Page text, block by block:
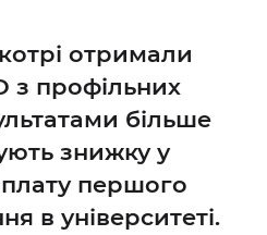
отримали
з профільних
більше
знижку у
першого
в університеті.